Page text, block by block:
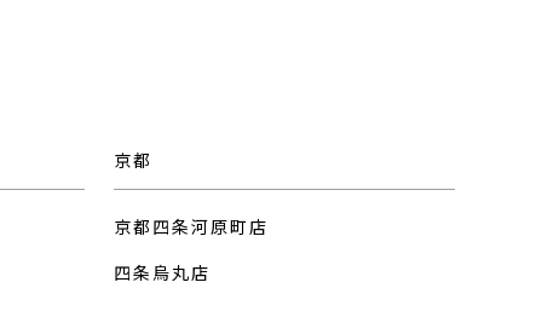
京都
京都四条河原町店
四条烏丸店